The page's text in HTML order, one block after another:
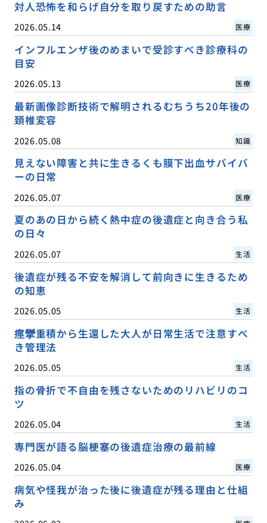
対人恐怖を和らげ自分を取り戻すための助言
2026.05.14 医療
インフルエンザ後のめまいで受診すべき診療科の
目安
2026.05.13 医療
最新画像診断技術で解明されるむちうち20年後の
頚椎変容
2026.05.08 知識
見えない障害と共に生きるくも膜下出血サバイバ
ーの日常
2026.05.07 医療
夏のあの日から続く熱中症の後遺症と向き合う私
の日々
2026.05.07 生活
後遺症が残る不安を解消して前向きに生きるため
の知恵
2026.05.05 生活
痙攣重積から生還した大人が日常生活で注意すべ
き管理法
2026.05.05 生活
指の骨折で不自由を残さないためのリハビリのコ
ツ
2026.05.04 生活
専門医が語る脳梗塞の後遺症治療の最前線
2026.05.04 医療
病気や怪我が治った後に後遺症が残る理由と仕組
み